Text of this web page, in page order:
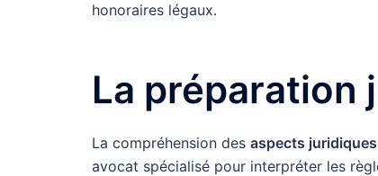
honoraires légaux.
La préparation
La compréhension des aspects juridiques
avocat spécialisé pour interpréter les